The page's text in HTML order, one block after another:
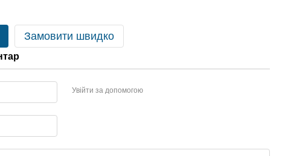
Замовити швидко
Увійти за допомогою